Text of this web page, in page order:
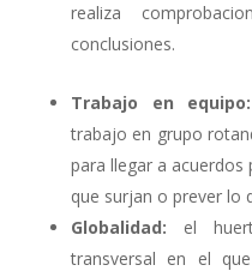
realiza
conclusiones.
Trabajo en equipo:
trabajo en grupo
para llegar a
que surjan o prever lo
Globalidad: el
transversal en el